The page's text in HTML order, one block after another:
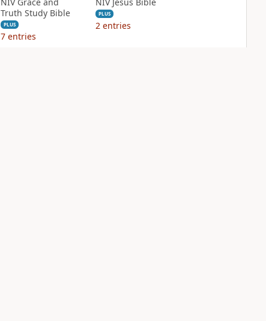
Truth Study Bible
PLUS
7 entries
PLUS
2 entries